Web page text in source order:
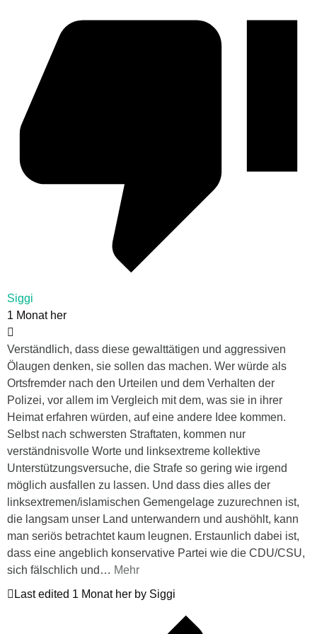
Siggi
1 Monat her
Verständlich, dass diese gewalttätigen und aggressiven
Ölaugen denken, sie sollen das machen. Wer würde als
Ortsfremder nach den Urteilen und dem Verhalten der
Polizei, vor allem im Vergleich mit dem, was sie in ihrer
Heimat erfahren würden, auf eine andere Idee kommen.
Selbst nach schwersten Straftaten, kommen nur
verständnisvolle Worte und linksextreme kollektive
Unterstützungsversuche, die Strafe so gering wie irgend
möglich ausfallen zu lassen. Und dass dies alles der
linksextremen/islamischen Gemengelage zuzurechnen ist,
die langsam unser Land unterwandern und aushöhlt, kann
man seriös betrachtet kaum leugnen. Erstaunlich dabei ist,
dass eine angeblich konservative Partei wie die CDU/CSU,
sich fälschlich und … Mehr
Last edited 1 Monat her by Siggi